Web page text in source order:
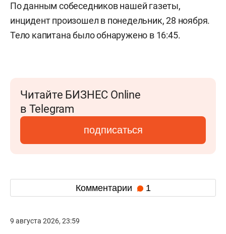
По данным собеседников нашей газеты,
инцидент произошел в понедельник, 28 ноября.
Тело капитана было обнаружено в 16:45.
Читайте БИЗНЕС Online
в Telegram
подписаться
Комментарии 1
9 августа 2026, 23:59